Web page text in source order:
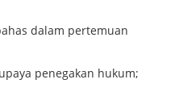
dalam pertemuan
penegakan hukum;